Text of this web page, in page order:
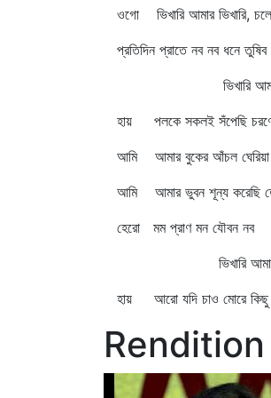
ওগো ভিখারি আমার ভিখারি,
প্রতিদিন প্রাতে নব নব ধনে
ভিখারি আমার
হায় পলকে সকলই সঁপেছি
আমি আমার বুকের আঁচল ঘেরিয়া
আমি আমার ভুবন শূন্য করেছি
হেরো মম প্রাণ মন যৌবন
ভিখারি আমার
হায় আরো যদি চাও মোরে কিছু
Rendition